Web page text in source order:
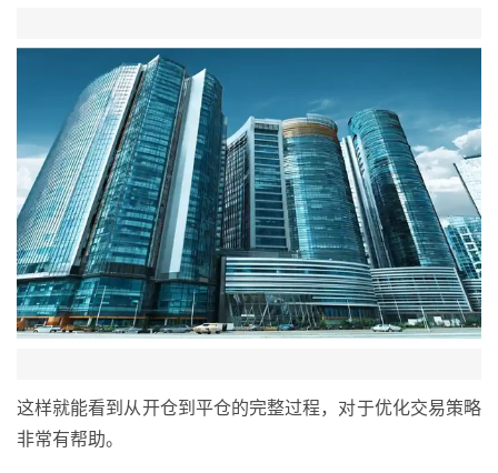
这样就能看到从开仓到平仓的完整过程，对于优化交易策略
非常有帮助。